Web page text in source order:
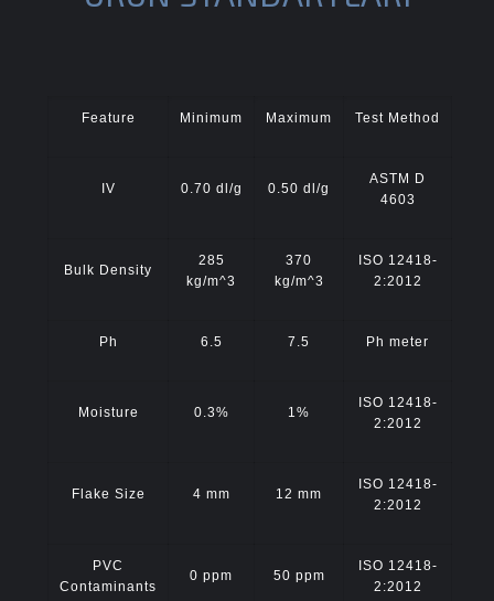
Feature Minimum Maximum Test Method
IV 0.70 dl/g 0.50 dl/g
ASTM D
4603
Bulk Density
285
kg/m^3
370
kg/m^3
ISO 12418-
2:2012
Ph 6.5 7.5 Ph meter
Moisture 0.3% 1%
ISO 12418-
2:2012
Flake Size 4 mm 12 mm
ISO 12418-
2:2012
PVC
Contaminants
0 ppm 50 ppm
ISO 12418-
2:2012